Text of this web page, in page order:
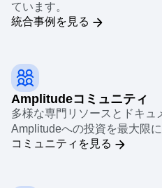
ています。
統合事例を見る
Amplitudeコミュニティ
多様な専門リソースとドキュ
Amplitudeへの投資を最大限に
コミュニティを見る